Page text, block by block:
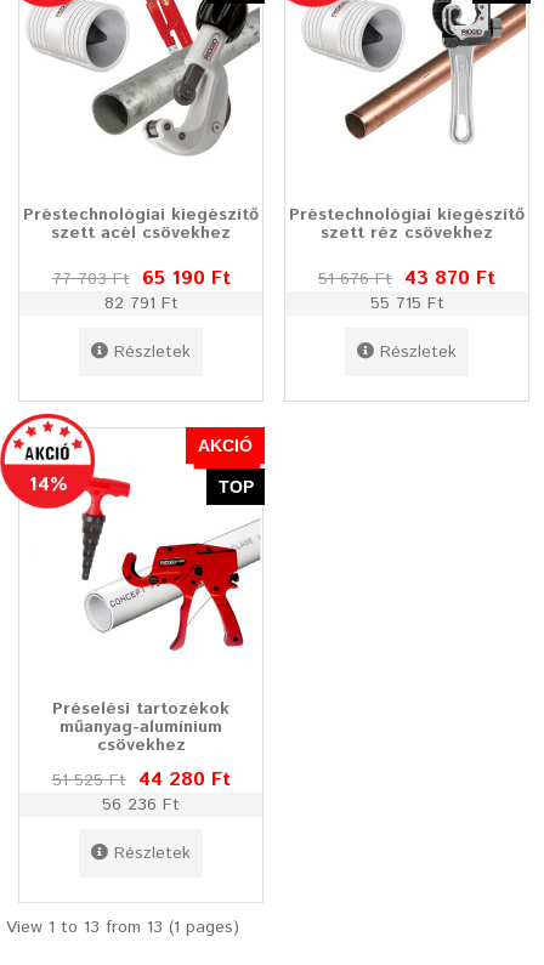
Préstechnológiai kiegészítő
szett acél csövekhez
77 703 Ft 65 190 Ft
82 791 Ft
Részletek
Préstechnológiai kiegészítő
szett réz csövekhez
51 676 Ft 43 870 Ft
55 715 Ft
Részletek
14%
AKCIÓ
TOP
Préselési tartozékok
műanyag-alumínium
csövekhez
51 525 Ft 44 280 Ft
56 236 Ft
Részletek
View 1 to 13 from 13 (1 pages)